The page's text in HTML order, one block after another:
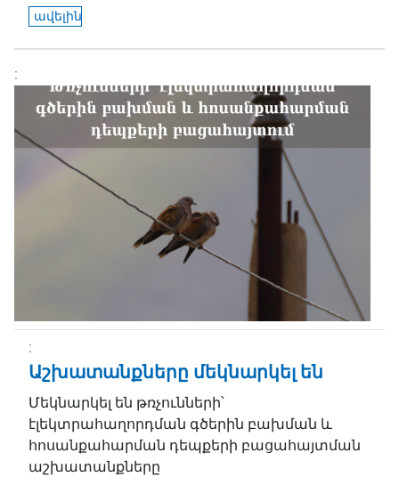
ավելին
Աշխատանքները մեկնարկել են
Մեկնարկել են թռչունների՝
էլեկտրահաղորդման գծերին բախման և
հոսանքահարման դեպքերի բացահայտման
աշխատանքները